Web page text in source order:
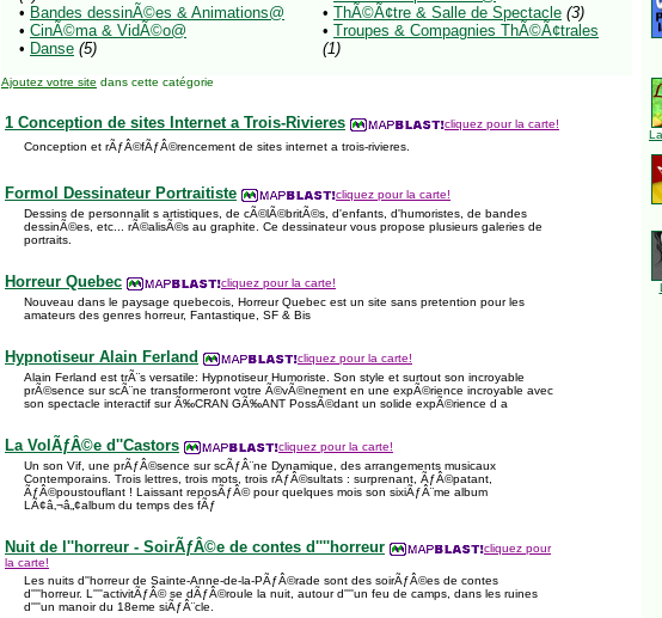
• Bandes dessinÃ©es & Animations@
• CinÃ©ma & VidÃ©o@
• Danse (5)
• ThÃ©Ã¢tre & Salle de Spectacle (3)
• Troupes & Compagnies ThÃ©Ã¢trales
(1)
Ajoutez votre site dans cette catégorie
1 Conception de sites Internet a Trois-Rivieres
cliquez pour la carte!
Conception et rÃƒÂ©fÃƒÂ©rencement de sites internet a trois-rivieres.
Formol Dessinateur Portraitiste
cliquez pour la carte!
Dessins de personnalit s artistiques, de cÃ©lÃ©britÃ©s, d'enfants, d'humoristes, de bandes
dessinÃ©es, etc... rÃ©alisÃ©s au graphite. Ce dessinateur vous propose plusieurs galeries de
portraits.
Horreur Quebec
cliquez pour la carte!
Nouveau dans le paysage quebecois, Horreur Quebec est un site sans pretention pour les
amateurs des genres horreur, Fantastique, SF & Bis
Hypnotiseur Alain Ferland
cliquez pour la carte!
Alain Ferland est trÃ¨s versatile: Hypnotiseur Humoriste. Son style et surtout son incroyable
prÃ©sence sur scÃ¨ne transformeront votre Ã©vÃ©nement en une expÃ©rience incroyable avec
son spectacle interactif sur Ã‰CRAN GÃ‰ANT PossÃ©dant un solide expÃ©rience d a
La VolÃƒÂ©e d''Castors
cliquez pour la carte!
Un son Vif, une prÃƒÂ©sence sur scÃƒÂ¨ne Dynamique, des arrangements musicaux
Contemporains. Trois lettres, trois mots, trois rÃƒÂ©sultats : surprenant, ÃƒÂ©patant,
ÃƒÂ©poustouflant ! Laissant reposÃƒÂ© pour quelques mois son sixiÃƒÂ¨me album
LÃ¢â‚¬â„¢album du temps des fÃƒ
Nuit de l''horreur - SoirÃƒÂ©e de contes d''''horreur
cliquez pour
la carte!
Les nuits d''horreur de Sainte-Anne-de-la-PÃƒÂ©rade sont des soirÃƒÂ©es de contes
d''''horreur. L''''activitÃƒÂ© se dÃƒÂ©roule la nuit, autour d''''un feu de camps, dans les ruines
d''''un manoir du 18eme siÃƒÂ¨cle.